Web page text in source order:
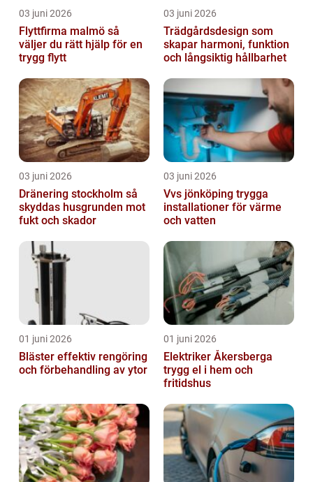
03 juni 2026
Flyttfirma malmö så
väljer du rätt hjälp för en
trygg flytt
03 juni 2026
Trädgårdsdesign som
skapar harmoni, funktion
och långsiktig hållbarhet
03 juni 2026
Dränering stockholm så
skyddas husgrunden mot
fukt och skador
03 juni 2026
Vvs jönköping trygga
installationer för värme
och vatten
01 juni 2026
Bläster effektiv rengöring
och förbehandling av ytor
01 juni 2026
Elektriker Åkersberga
trygg el i hem och
fritidshus